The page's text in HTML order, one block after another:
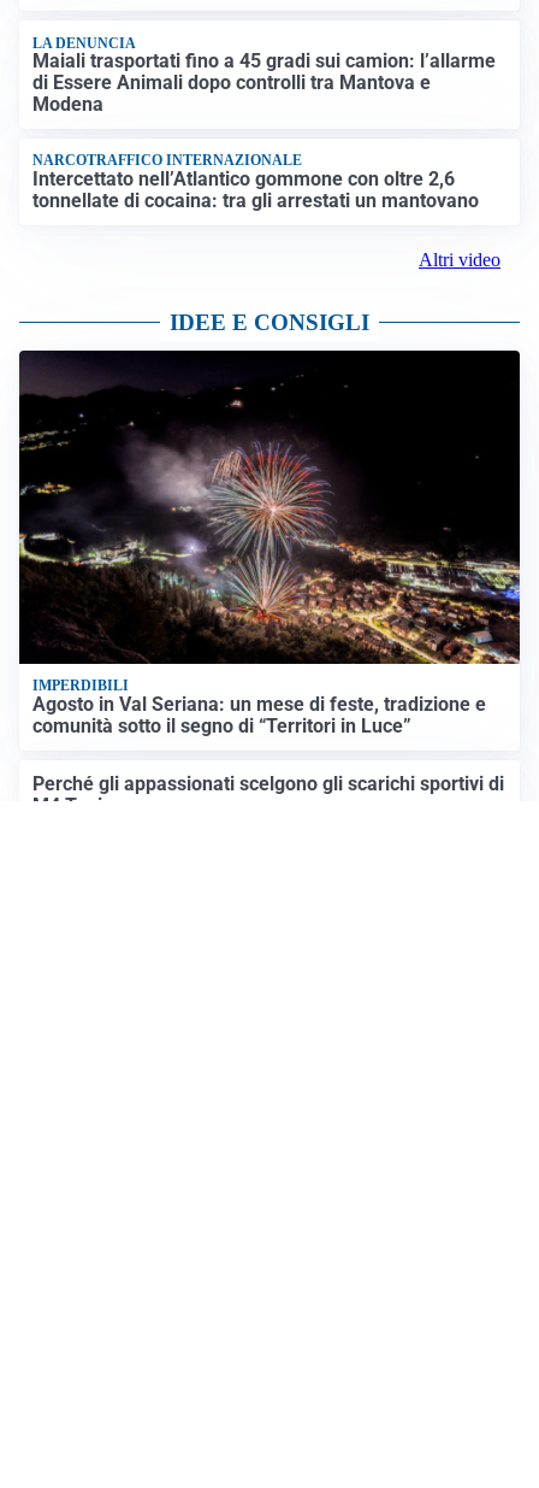
LA DENUNCIA
Maiali trasportati fino a 45 gradi sui camion: l’allarme
di Essere Animali dopo controlli tra Mantova e
Modena
NARCOTRAFFICO INTERNAZIONALE
Intercettato nell’Atlantico gommone con oltre 2,6
tonnellate di cocaina: tra gli arrestati un mantovano
Altri video
IDEE E CONSIGLI
IMPERDIBILI
Agosto in Val Seriana: un mese di feste, tradizione e
comunità sotto il segno di “Territori in Luce”
Perché gli appassionati scelgono gli scarichi sportivi di
M4 Tuning